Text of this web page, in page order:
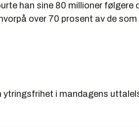
han sine 80 millioner følgere
over 70 prosent av de
ytringsfrihet i mandagens